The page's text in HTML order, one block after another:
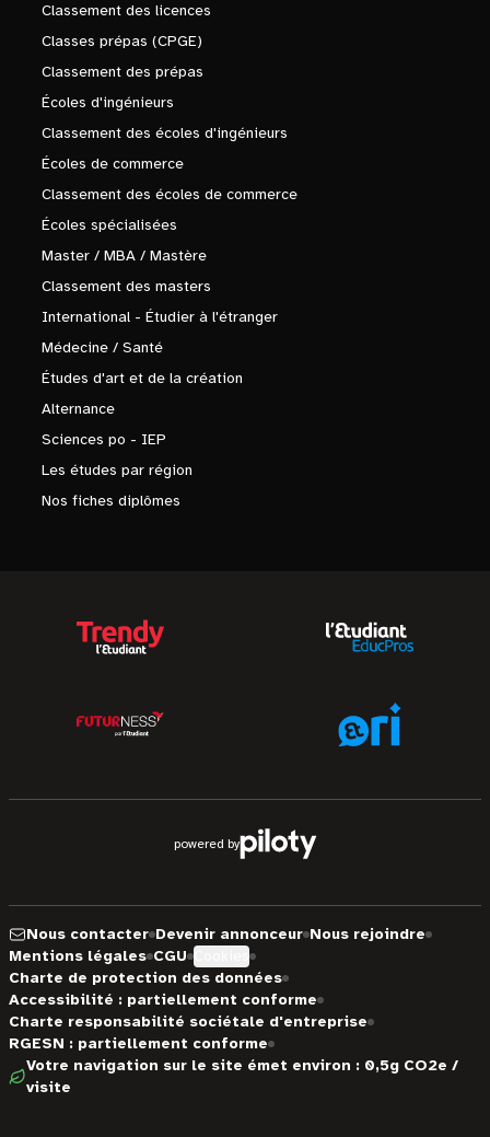
Classement des licences
Classes prépas (CPGE)
Classement des prépas
Écoles d'ingénieurs
Classement des écoles d'ingénieurs
Écoles de commerce
Classement des écoles de commerce
Écoles spécialisées
Master / MBA / Mastère
Classement des masters
International - Étudier à l'étranger
Médecine / Santé
Études d'art et de la création
Alternance
Sciences po - IEP
Les études par région
Nos fiches diplômes
powered by
Nous contacter Devenir annonceur Nous rejoindre
Mentions légales CGU
Charte de protection des données
Accessibilité : partiellement conforme
Charte responsabilité sociétale d'entreprise
RGESN : partiellement conforme
Votre navigation sur le site émet environ : 0,5g CO2e /
visite